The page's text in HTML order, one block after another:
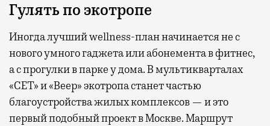
Гулять по экотропе
Иногда лучший wellness-план начинается не с
нового умного гаджета или абонемента в фитнес,
а с прогулки в парке у дома. В мультикварталах
«СЕТ» и «Веер» экотропа станет частью
благоустройства жилых комплексов — и это
первый подобный проект в Москве. Маршрут